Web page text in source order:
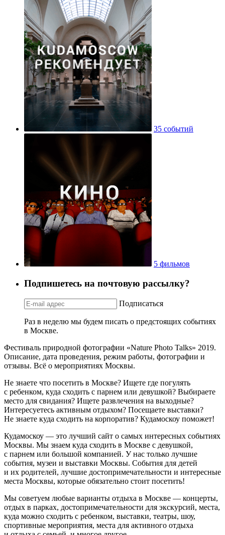
35 событий
5 фильмов
Подпишетесь на почтовую рассылку?
Подписаться
Раз в неделю мы будем писать о предстоящих событиях
в Москве.
Фестиваль природной фотографии «Nature Photo Talks» 2019.
Описание, дата проведения, режим работы, фотографии и
отзывы. Всё о мероприятиях Москвы.
Не знаете что посетить в Москве? Ищете где погулять
с ребенком, куда сходить с парнем или девушкой? Выбираете
место для свидания? Ищете развлечения на выходные?
Интересуетесь активным отдыхом? Посещаете выставки?
Не знаете куда сходить на корпоратив? Кудамоскоу поможет!
Кудамоскоу — это лучший сайт о самых интересных событиях
Москвы. Мы знаем куда сходить в Москве с девушкой,
с парнем или большой компанией. У нас только лучшие
события, музеи и выставки Москвы. События для детей
и их родителей, лучшие достопримечательности и интересные
места Москвы, которые обязательно стоит посетить!
Мы советуем любые варианты отдыха в Москве — концерты,
отдых в парках, достопримечательности для экскурсий, места,
куда можно сходить с ребенком, выставки, театры, шоу,
спортивные мероприятия, места для активного отдыха